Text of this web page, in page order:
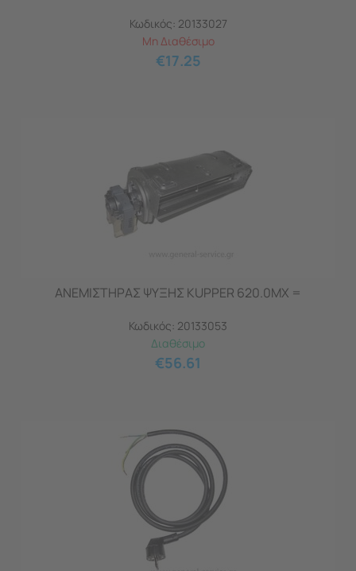
Κωδικός: 20133027
Μη Διαθέσιμο
€17.25
ΑΝΕΜΙΣΤΗΡΑΣ ΨΥΞΗΣ KUPPER 620.0MX =
Κωδικός: 20133053
Διαθέσιμο
€56.61